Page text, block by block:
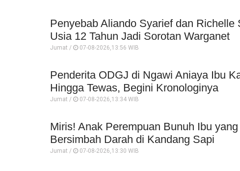
Penyebab Aliando Syarief dan
Usia 12 Tahun Jadi Sorotan Warganet
Jumat / 07-08-2026,13:56 WIB
Penderita ODGJ di Ngawi Aniaya Ibu
Hingga Tewas, Begini Kronologinya
Jumat / 07-08-2026,13:34 WIB
Miris! Anak Perempuan Bunuh Ibu
Bersimbah Darah di Kandang Sapi
Jumat / 07-08-2026,13:30 WIB